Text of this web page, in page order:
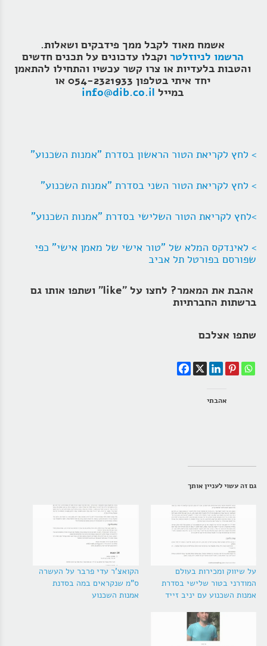
אשמח מאוד לקבל ממך פידבקים ושאלות.
הרשמו לניוזלטר וקבלו עדכונים על תכנים חדשים
והטבות בלעדיות או צרו קשר עכשיו והתחילו להתאמן
יחד איתי
בטלפון 054-2321933 או
במייל info@dib.co.il
> לחץ לקריאת הטור הראשון בסדרת "אמנות השכנוע"
> לחץ לקריאת הטור השני בסדרת "אמנות השכנוע"
>לחץ לקריאת הטור השלישי בסדרת "אמנות השכנוע"
> לאינדקס המלא של "טור אישי של מאמן אישי" כפי
שפורסם בפורטל תל אביב
אהבת את המאמר? לחצו על "like" ושתפו אותו גם
ברשתות החברתיות
שתפו אצלכם
אהבתי
גם זה עשוי לעניין אותך
על שיווק ומכירות בעולם
המודרני בטור שלישי בסדרת
אמנות השכנוע עם יניב זייד
הקואצ'ר עדי פרבר על העשרה
ס"מ שנקראים במה בסדנת
אמנות השכנוע